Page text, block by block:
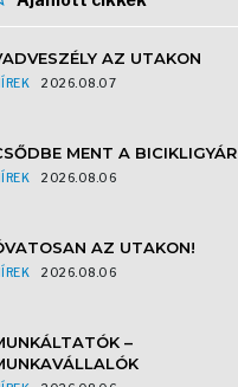
AZ UTAKON
2026.08.07
MENT A BICIKLIGYÁR
2026.08.06
AZ UTAKON!
2026.08.06
–